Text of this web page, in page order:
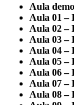
Aula demo
Aula 01 –
Aula 02 –
Aula 03 –
Aula 04 –
Aula 05 –
Aula 06 –
Aula 07 –
Aula 08 –